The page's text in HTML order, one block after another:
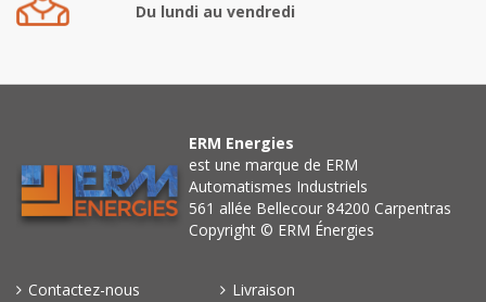
Du lundi au vendredi
ERM Energies
est une marque de ERM
Automatismes Industriels
561 allée Bellecour 84200 Carpentras
Copyright © ERM Énergies
Contactez-nous
Livraison